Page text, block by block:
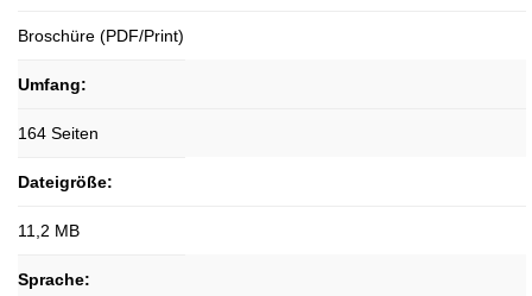
Broschüre (PDF/Print)
Umfang:
164 Seiten
Dateigröße:
11,2 MB
Sprache: